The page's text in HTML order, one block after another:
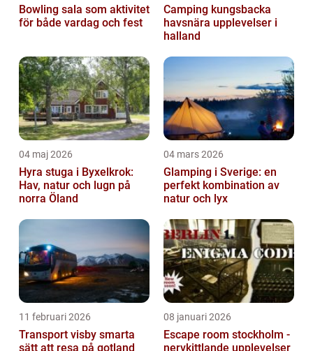
Bowling sala som aktivitet
för både vardag och fest
Camping kungsbacka
havsnära upplevelser i
halland
04 maj 2026
Hyra stuga i Byxelkrok:
Hav, natur och lugn på
norra Öland
04 mars 2026
Glamping i Sverige: en
perfekt kombination av
natur och lyx
11 februari 2026
Transport visby smarta
sätt att resa på gotland
08 januari 2026
Escape room stockholm -
nervkittlande upplevelser